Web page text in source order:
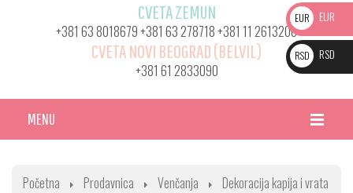
CVETA ZEMUN
+381 63 8018679 +381 63 278718 +381 11 2613206
CVETA NOVI BEOGRAD (BELVIL)
+381 61 2833090
MENU
Početna Prodavnica Venčanja
Dekoracija kapija i vrata
EUR EUR
RSD RSD